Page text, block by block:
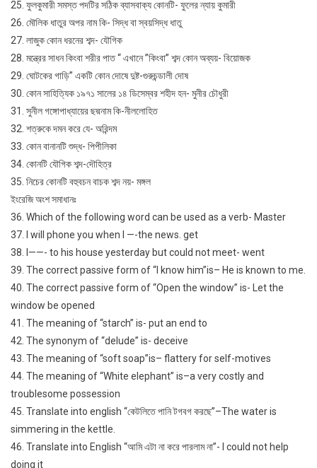
25. ফুলকুমারী সমস্ত পদটির সঠিক ব্যাসবাক্য কোনটি- ফুলের ন্যায় কুমারী
26. মৌলিক ধাতুর অপর নাম কি- সিদ্ধ বা স্বয়সিদ্ধ ধাতু
27. লাজুক কোন ধরনের শব্দ- যৌগিক
28. মন্ত্রের সাধন কিংবা শরীর পাত “ এখানে ”কিংবা” শব্দ কোন অব্যয়- বিয়োজক
29. ঘোটকের গাড়ি” একটি কোন দোষে দুষ্ট-গুরুচন্ডালী দোষ
30. কোন সাহিত্যিক ১৯৭১ সালের ১৪ ডিসেম্বর শহীদ হন- মুনীর চৌধুরী
31. সুনীল গঙ্গোপাধ্যায়ের ছদ্মনাম কি-নীললোহিত
32. শত্রুকে দমন করে যে- অরিন্দম
33. কোন বানানটি শুদ্ধ- পিপীলিকা
34. কোনটি যৌগিক শব্দ-দৌহিত্র
35. নিচের কোনটি বহুবচন বাচক শব্দ নয়- মঙ্গল
ইংরেজি অংশ সমাধানঃ
36. Which of the following word can be used as a verb- Master
37. I will phone you when I —-the news. get
38. I——- to his house yesterday but could not meet- went
39. The correct passive form of “I know him”is– He is known to me.
40. The correct passive form of “Open the window” is- Let the
window be opened
41. The meaning of “starch” is- put an end to
42. The synonym of “delude” is- deceive
43. The meaning of “soft soap”is– flattery for self-motives
44. The meaning of “White elephant” is–a very costly and
troublesome possession
45. Translate into english “কেটলিতে পানি টগবগ করছে”–The water is
simmering in the kettle.
46. Translate into English “আমি এটা না করে পারলাম না”- I could not help
doing it